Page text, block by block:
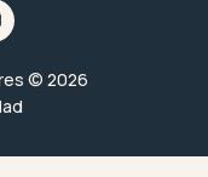
© 2026